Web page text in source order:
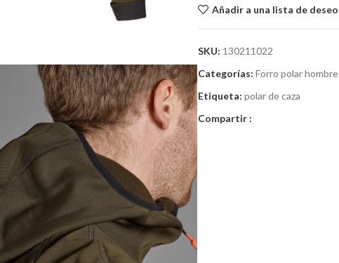
Añadir a una lista de deseo
SKU: 130211022
Categorías: Forro polar hombre
Etiqueta: polar de caza
Compartir :